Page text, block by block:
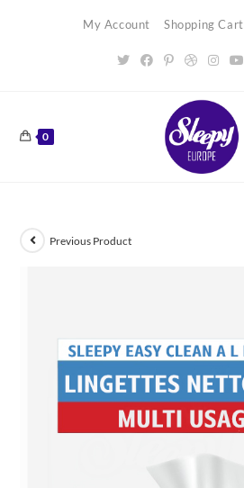
My Account Shopping Cart
0
Previous Product